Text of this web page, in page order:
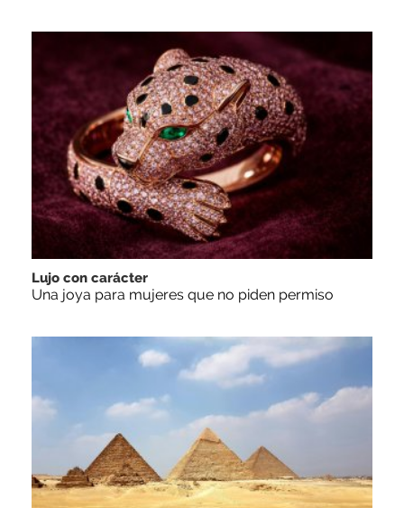
Lujo con carácter
Una joya para mujeres que no piden permiso